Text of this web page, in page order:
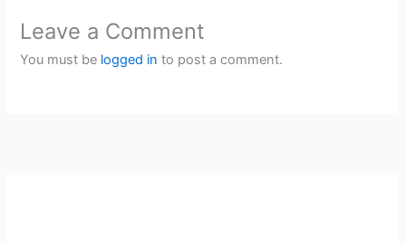
Leave a Comment
You must be logged in to post a comment.